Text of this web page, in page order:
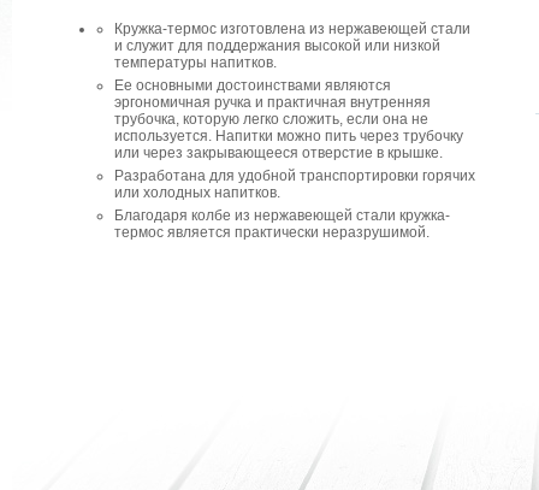
Кружка-термос изготовлена из нержавеющей стали
и служит для поддержания высокой или низкой
температуры напитков.
Ее основными достоинствами являются
эргономичная ручка и практичная внутренняя
трубочка, которую легко сложить, если она не
используется. Напитки можно пить через трубочку
или через закрывающееся отверстие в крышке.
Разработана для удобной транспортировки горячих
или холодных напитков.
Благодаря колбе из нержавеющей стали кружка-
термос является практически неразрушимой.